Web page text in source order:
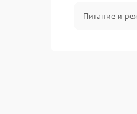
Питание и